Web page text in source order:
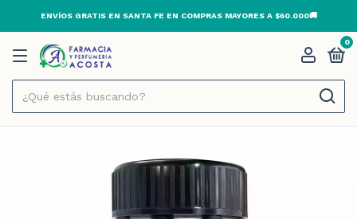
ENVÍOS GRATIS EN SANTA FE EN COMPRAS MAYORES A $60.000🚚
0